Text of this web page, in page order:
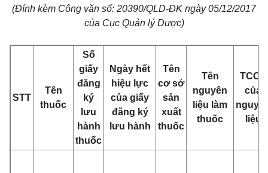
(Đính kèm Công văn số: 20390/QLD-ĐK ngày 05/12/2017
của Cục Quản lý Dược)
STT
Tên
thuốc
Số
giấy
đăng
ký
lưu
hành
thuốc
Ngày hết
hiệu lực
của giấy
đăng ký
lưu hành
Tên
cơ sở
sản
xuất
thuốc
Tên
nguyên
liệu làm
thuốc
TCCL
của
liệu